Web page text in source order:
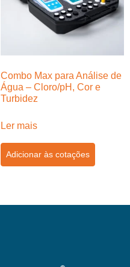
Combo Max para Análise de
Água – Cloro/pH, Cor e
Turbidez
Ler mais
Adicionar às cotações